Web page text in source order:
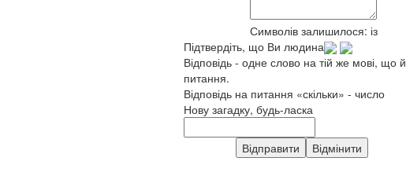
Символів залишилося: із
Підтвердіть, що Ви людина
Відповідь - одне слово на тій же мові, що й
питання.
Відповідь на питання «скільки» - число
Нову загадку, будь-ласка